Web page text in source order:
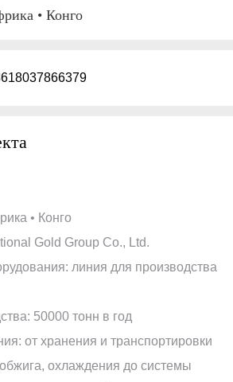
• Конго
• Конго
Gold Group Co., Ltd.
линия для производства
50000 тонн в год
от хранения и транспортировки
охлаждения до системы